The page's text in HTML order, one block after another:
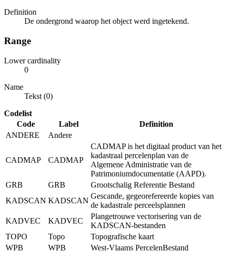
Definition
De ondergrond waarop het object werd ingetekend.
Range
Lower cardinality
0
Name
Tekst (0)
Codelist
Code
Label
Definition
ANDERE
Andere
CADMAP CADMAP
CADMAP is het digitaal product van het
kadastraal percelenplan van de
Algemene Administratie van de
Patrimoniumdocumentatie (AAPD).
GRB
GRB
Grootschalig Referentie Bestand
KADSCAN KADSCAN
Gescande, gegeorefereerde kopies van
de kadastrale perceelsplannen
KADVEC
KADVEC
Plangetrouwe vectorisering van de
KADSCAN-bestanden
TOPO
Topo
Topografische kaart
WPB
WPB West-Vlaams PercelenBestand